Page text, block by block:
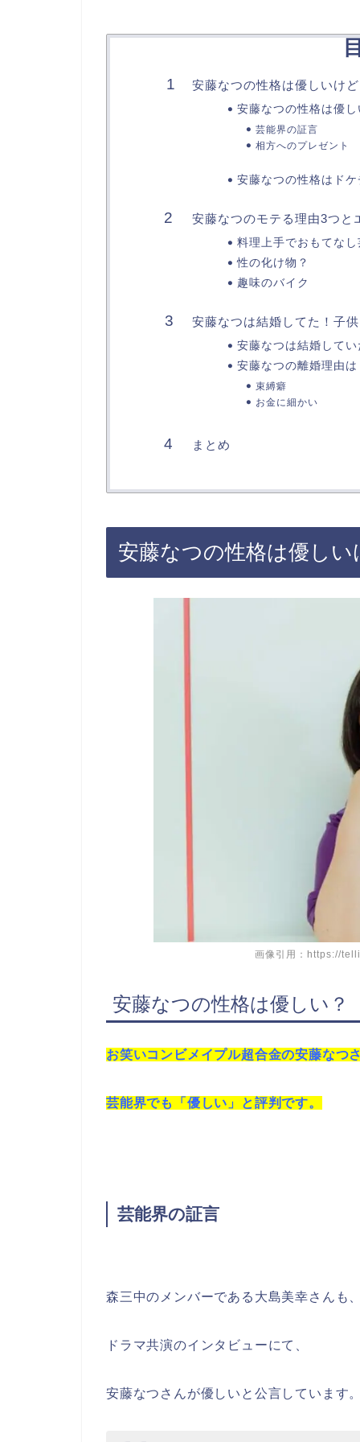
安藤なつの性格は優しいけ
安藤なつの性格は優し
芸能界の証言
相方へのプレゼント
安藤なつの性格はドケ
安藤なつのモテる理由3つと
料理上手でおもてなし
性の化け物？
趣味のバイク
安藤なつは結婚してた！子
安藤なつは結婚して
安藤なつの離婚理由は
束縛癖
お金に細かい
まとめ
安藤なつの性格は優し
画像引用：https://
安藤なつの性格は優しい？
お笑いコンビメイプル超合金の安藤なつ
芸能界でも「優しい」と評判です。
芸能界の証言
森三中のメンバーである大島美幸さんも
ドラマ共演のインタビューにて、
安藤なつさんが優しいと公言しています